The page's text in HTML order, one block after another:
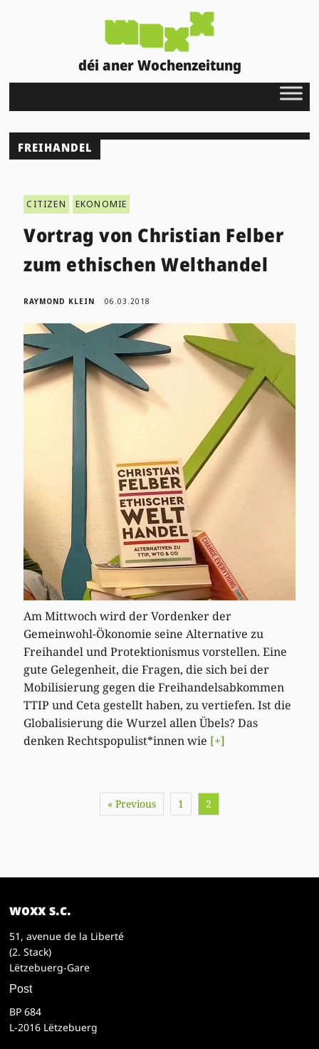
déi aner Wochenzeitung
FREIHANDEL
CITIZEN EKONOMIE
Vortrag von Christian Felber
zum ethischen Welthandel
RAYMOND KLEIN 06.03.2018
Am Mittwoch wird der Vordenker der
Gemeinwohl-Ökonomie seine Alternative zu
Freihandel und Protektionismus vorstellen. Eine
gute Gelegenheit, die Fragen, die sich bei der
Mobilisierung gegen die Freihandelsabkommen
TTIP und Ceta gestellt haben, zu vertiefen. Ist die
Globalisierung die Wurzel allen Übels? Das
denken Rechtspopulist*innen wie [+]
« Previous 1 2
woxx s.c.
51, avenue de la Liberté
(2. Stack)
Lëtzebuerg-Gare
Post
BP 684
L-2016 Lëtzebuerg